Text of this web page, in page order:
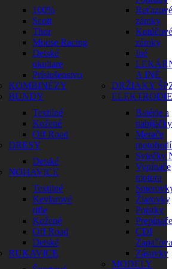
100%
Scott
Thor
Moose Racing
Detské
okuliare
Príslušenstvo
KOMBINÉZY
BUNDY
Textilné
Kožené
Off Road
DRESY
Detské
NOHAVICE
Textilné
Kevlarové
rifle
Kožené
Off Road
Detské
RUKAVICE
Reťazové
zámky
Kotúčové
zámky
Iné
A INÉ
DRŽIAKY
Batérie a
nabíjačky
Merače
Sviečky
Vypínače
motora
Žiarovky
Poistky
Prepínače
CDI
Zásuvky
MODELY